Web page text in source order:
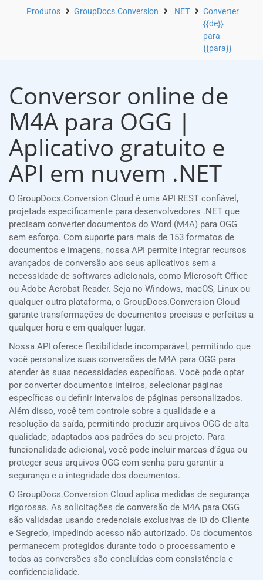
Produtos GroupDocs.Conversion .NET
Converter
{{de}}
para
{{para}}
Conversor online de
M4A para OGG |
Aplicativo gratuito e
API em nuvem .NET
O GroupDocs.Conversion Cloud é uma API REST confiável,
projetada especificamente para desenvolvedores .NET que
precisam converter documentos do Word (M4A) para OGG
sem esforço. Com suporte para mais de 153 formatos de
documentos e imagens, nossa API permite integrar recursos
avançados de conversão aos seus aplicativos sem a
necessidade de softwares adicionais, como Microsoft Office
ou Adobe Acrobat Reader. Seja no Windows, macOS, Linux ou
qualquer outra plataforma, o GroupDocs.Conversion Cloud
garante transformações de documentos precisas e perfeitas a
qualquer hora e em qualquer lugar.
Nossa API oferece flexibilidade incomparável, permitindo que
você personalize suas conversões de M4A para OGG para
atender às suas necessidades específicas. Você pode optar
por converter documentos inteiros, selecionar páginas
específicas ou definir intervalos de páginas personalizados.
Além disso, você tem controle sobre a qualidade e a
resolução da saída, permitindo produzir arquivos OGG de alta
qualidade, adaptados aos padrões do seu projeto. Para
funcionalidade adicional, você pode incluir marcas d’água ou
proteger seus arquivos OGG com senha para garantir a
segurança e a integridade dos documentos.
O GroupDocs.Conversion Cloud aplica medidas de segurança
rigorosas. As solicitações de conversão de M4A para OGG
são validadas usando credenciais exclusivas de ID do Cliente
e Segredo, impedindo acesso não autorizado. Os documentos
permanecem protegidos durante todo o processamento e
todas as conversões são concluídas com consistência e
confidencialidade.